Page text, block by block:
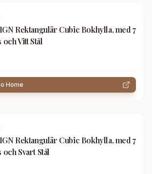
Rektangulär Cubic Bokhylla, med 7
Vitt Stål
Home
Rektangulär Cubic Bokhylla, med 7
Svart Stål